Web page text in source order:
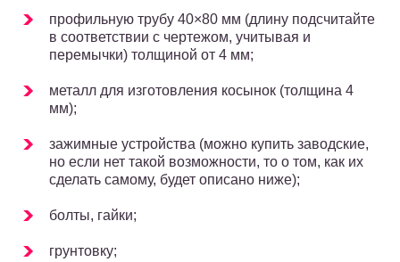
профильную трубу 40×80 мм (длину подсчитайте
в соответствии с чертежом, учитывая и
перемычки) толщиной от 4 мм;
металл для изготовления косынок (толщина 4
мм);
зажимные устройства (можно купить заводские,
но если нет такой возможности, то о том, как их
сделать самому, будет описано ниже);
болты, гайки;
грунтовку;